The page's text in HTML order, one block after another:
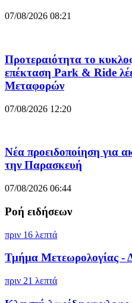
07/08/2026 08:21
Προτεραιότητα το
επέκταση Park & Ride
Μεταφορών
07/08/2026 12:20
Νέα προειδοποίηση για
την Παρασκευή
07/08/2026 06:44
Ροή ειδήσεων
πριν 16 λεπτά
Τμήμα Μετεωρολογίας -
πριν 21 λεπτά